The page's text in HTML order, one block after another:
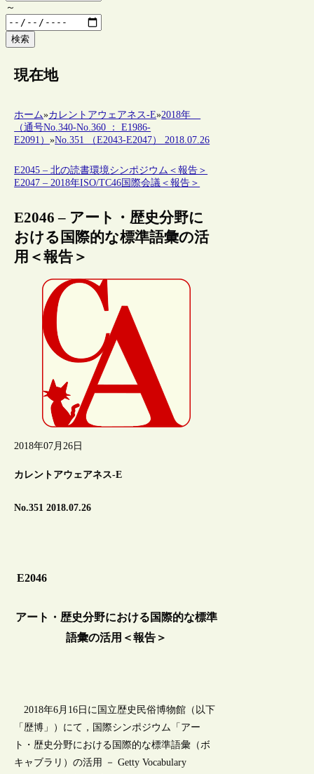
～
検索
現在地
ホーム»カレントアウェアネス-E»2018年
（通号No.340-No.360 ： E1986-
E2091）»No.351 （E2043-E2047） 2018.07.26
E2045 – 北の読書環境シンポジウム＜報告＞
E2047 – 2018年ISO/TC46国際会議＜報告＞
E2046 – アート・歴史分野に
おける国際的な標準語彙の活
用＜報告＞
2018年07月26日
カレントアウェアネス-E
No.351 2018.07.26
E2046
アート・歴史分野における国際的な標準
語彙の活用＜報告＞
2018年6月16日に国立歴史民俗博物館（以下
「歴博」）にて，国際シンポジウム「アー
ト・歴史分野における国際的な標準語彙（ボ
キャブラリ）の活用 － Getty Vocabulary